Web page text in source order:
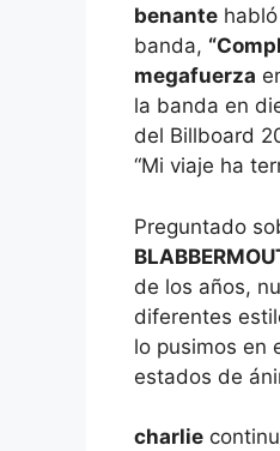
benante habló
banda,
megafuerza
la banda en
del Billboard
“Mi viaje ha
Preguntado
de los años,
diferentes
lo pusimos en
estados de
charlie